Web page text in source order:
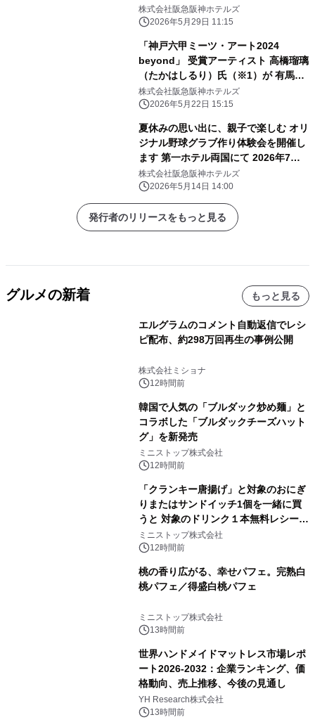
（月）から 夏季限定で着用開始
株式会社阪急阪神ホテルズ
2026年5月29日 11:15
「神戸六甲ミーツ・アート2024
beyond」 受賞アーティスト 高橋瑠璃
（たかはしるり）氏（※1）が 有馬温
泉の石で五右衛門風呂釜に石彫刻！
“浸かれる現代アート”が 「有馬温泉
太閤の湯」露天ゾーンに登場
株式会社阪急阪神ホテルズ
2026年5月22日 15:15
夏休みの思い出に、親子で楽しむ オリ
ジナル野球グラブ作り体験会を開催し
ます 第一ホテル両国にて 2026年7月
29日（水）
株式会社阪急阪神ホテルズ
2026年5月14日 14:00
発行者のリリースをもっと見る
グルメの新着 もっと見る
エルグラムのコメント自動返信でレシ
ピ配布、約298万回再生の事例公開
株式会社ミショナ
12時間前
韓国で人気の「ブルダック炒め麺」と
コラボした「ブルダックチーズハット
グ」を新発売
ミニストップ株式会社
12時間前
「クランキー唐揚げ」と対象のおにぎ
りまたはサンドイッチ1個を一緒に買
うと 対象のドリンク１本無料レシート
クーポンもらえる！※1
ミニストップ株式会社
12時間前
桃の香り広がる、幸せパフェ。完熟白
桃パフェ／得盛白桃パフェ
ミニストップ株式会社
13時間前
世界ハンドメイドマットレス市場レポ
ート2026-2032：企業ランキング、価
格動向、売上推移、今後の見通し
YH Research株式会社
13時間前